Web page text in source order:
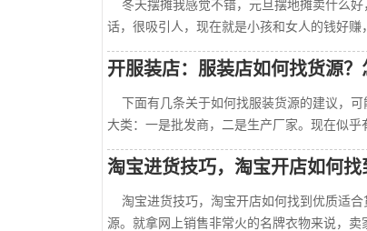
冬天摆摊我感觉不错，元旦摆地摊卖什么好
话，很吸引人，现在就是小孩和女人的钱好赚
开服装店：服装店如何找货源？
下面有几条关于如何找服装货源的建议，可
大类：一是批发商，二是生产厂家。现在似乎
淘宝进货技巧，淘宝开店如何找
淘宝进货技巧，淘宝开店如何找到优质适合
源。就拿网上销售非常火的名牌衣物来说，卖